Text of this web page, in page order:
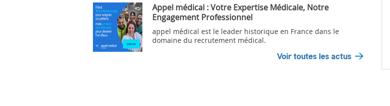
Appel médical : Votre Expertise Médicale, Notre
Engagement Professionnel
appel médical est le leader historique en France dans le
domaine du recrutement médical.
Voir toutes les actus